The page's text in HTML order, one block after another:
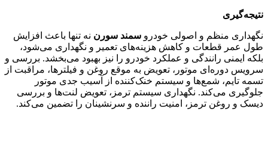
نتیجه‌گیری
نگهداری منظم و اصولی خودرو سمند سورن نه تنها باعث افزایش
طول عمر قطعات و کاهش هزینه‌های تعمیر و نگهداری می‌شود،
بلکه ایمنی رانندگی و عملکرد خودرو را نیز بهبود می‌بخشد. بررسی و
سرویس دوره‌ای موتور، تعویض به موقع روغن و فیلترها، مراقبت از
تسمه تایم، شمع‌ها و سیستم خنک‌کننده از آسیب جدی موتور
جلوگیری می‌کند. نگهداری سیستم ترمز، تعویض لنت‌ها و بررسی
دیسک و روغن ترمز، امنیت راننده و سرنشینان را تضمین می‌کند.